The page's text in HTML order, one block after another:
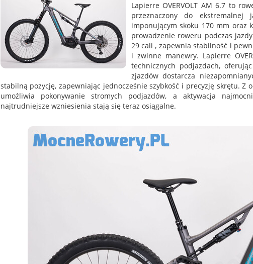
Lapierre OVERVOLT AM 6.7 to
przeznaczony do
imponującym skoku 170 mm oraz
prowadzenie roweru podczas
29 cali , zapewnia stabilność i
i zwinne manewry. Lapierre
technicznych podjazdach,
zjazdów dostarcza
stabilną pozycję, zapewniając jednocześnie szybkość i precyzję skrętu. Z
umożliwia pokonywanie stromych podjazdów, a aktywacja
najtrudniejsze wzniesienia stają się teraz osiągalne.